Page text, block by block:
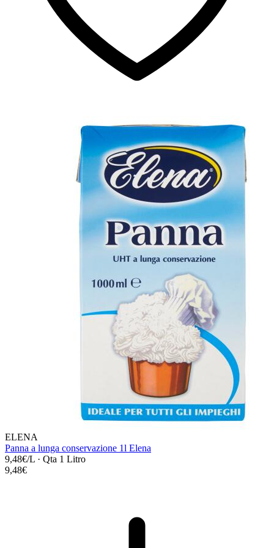
ELENA
Panna a lunga conservazione 1l Elena
9,48€/L · Qta 1 Litro
9,48€